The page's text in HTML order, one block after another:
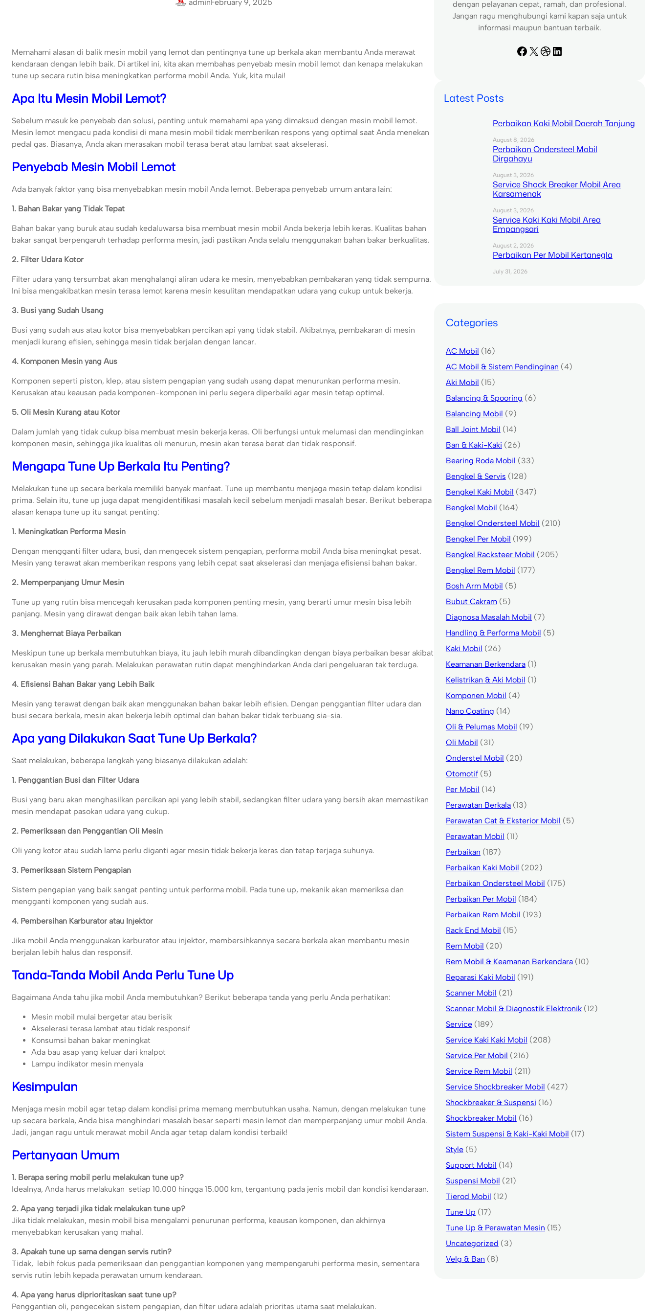
adminFebruary 9, 2025
Memahami alasan di balik mesin mobil yang lemot dan pentingnya tune up berkala akan membantu Anda merawat
kendaraan dengan lebih baik. Di artikel ini, kita akan membahas penyebab mesin mobil lemot dan kenapa melakukan
tune up secara rutin bisa meningkatkan performa mobil Anda. Yuk, kita mulai!
Apa Itu Mesin Mobil Lemot?
Sebelum masuk ke penyebab dan solusi, penting untuk memahami apa yang dimaksud dengan mesin mobil lemot.
Mesin lemot mengacu pada kondisi di mana mesin mobil tidak memberikan respons yang optimal saat Anda menekan
pedal gas. Biasanya, Anda akan merasakan mobil terasa berat atau lambat saat akselerasi.
Penyebab Mesin Mobil Lemot
Ada banyak faktor yang bisa menyebabkan mesin mobil Anda lemot. Beberapa penyebab umum antara lain:
1. Bahan Bakar yang Tidak Tepat
Bahan bakar yang buruk atau sudah kedaluwarsa bisa membuat mesin mobil Anda bekerja lebih keras. Kualitas bahan
bakar sangat berpengaruh terhadap performa mesin, jadi pastikan Anda selalu menggunakan bahan bakar berkualitas.
2. Filter Udara Kotor
Filter udara yang tersumbat akan menghalangi aliran udara ke mesin, menyebabkan pembakaran yang tidak sempurna.
Ini bisa mengakibatkan mesin terasa lemot karena mesin kesulitan mendapatkan udara yang cukup untuk bekerja.
3. Busi yang Sudah Usang
Busi yang sudah aus atau kotor bisa menyebabkan percikan api yang tidak stabil. Akibatnya, pembakaran di mesin
menjadi kurang efisien, sehingga mesin tidak berjalan dengan lancar.
4. Komponen Mesin yang Aus
Komponen seperti piston, klep, atau sistem pengapian yang sudah usang dapat menurunkan performa mesin.
Kerusakan atau keausan pada komponen-komponen ini perlu segera diperbaiki agar mesin tetap optimal.
5. Oli Mesin Kurang atau Kotor
Dalam jumlah yang tidak cukup bisa membuat mesin bekerja keras. Oli berfungsi untuk melumasi dan mendinginkan
komponen mesin, sehingga jika kualitas oli menurun, mesin akan terasa berat dan tidak responsif.
Mengapa Tune Up Berkala Itu Penting?
Melakukan tune up secara berkala memiliki banyak manfaat. Tune up membantu menjaga mesin tetap dalam kondisi
prima. Selain itu, tune up juga dapat mengidentifikasi masalah kecil sebelum menjadi masalah besar. Berikut beberapa
alasan kenapa tune up itu sangat penting:
1. Meningkatkan Performa Mesin
Dengan mengganti filter udara, busi, dan mengecek sistem pengapian, performa mobil Anda bisa meningkat pesat.
Mesin yang terawat akan memberikan respons yang lebih cepat saat akselerasi dan menjaga efisiensi bahan bakar.
2. Memperpanjang Umur Mesin
Tune up yang rutin bisa mencegah kerusakan pada komponen penting mesin, yang berarti umur mesin bisa lebih
panjang. Mesin yang dirawat dengan baik akan lebih tahan lama.
3. Menghemat Biaya Perbaikan
Meskipun tune up berkala membutuhkan biaya, itu jauh lebih murah dibandingkan dengan biaya perbaikan besar akibat
kerusakan mesin yang parah. Melakukan perawatan rutin dapat menghindarkan Anda dari pengeluaran tak terduga.
4. Efisiensi Bahan Bakar yang Lebih Baik
Mesin yang terawat dengan baik akan menggunakan bahan bakar lebih efisien. Dengan penggantian filter udara dan
busi secara berkala, mesin akan bekerja lebih optimal dan bahan bakar tidak terbuang sia-sia.
Apa yang Dilakukan Saat Tune Up Berkala?
Saat melakukan, beberapa langkah yang biasanya dilakukan adalah:
1. Penggantian Busi dan Filter Udara
Busi yang baru akan menghasilkan percikan api yang lebih stabil, sedangkan filter udara yang bersih akan memastikan
mesin mendapat pasokan udara yang cukup.
2. Pemeriksaan dan Penggantian Oli Mesin
Oli yang kotor atau sudah lama perlu diganti agar mesin tidak bekerja keras dan tetap terjaga suhunya.
3. Pemeriksaan Sistem Pengapian
Sistem pengapian yang baik sangat penting untuk performa mobil. Pada tune up, mekanik akan memeriksa dan
mengganti komponen yang sudah aus.
4. Pembersihan Karburator atau Injektor
Jika mobil Anda menggunakan karburator atau injektor, membersihkannya secara berkala akan membantu mesin
berjalan lebih halus dan responsif.
Tanda-Tanda Mobil Anda Perlu Tune Up
Bagaimana Anda tahu jika mobil Anda membutuhkan? Berikut beberapa tanda yang perlu Anda perhatikan:
Mesin mobil mulai bergetar atau berisik
Akselerasi terasa lambat atau tidak responsif
Konsumsi bahan bakar meningkat
Ada bau asap yang keluar dari knalpot
Lampu indikator mesin menyala
Kesimpulan
Menjaga mesin mobil agar tetap dalam kondisi prima memang membutuhkan usaha. Namun, dengan melakukan tune
up secara berkala, Anda bisa menghindari masalah besar seperti mesin lemot dan memperpanjang umur mobil Anda.
Jadi, jangan ragu untuk merawat mobil Anda agar tetap dalam kondisi terbaik!
Pertanyaan Umum
1. Berapa sering mobil perlu melakukan tune up?
Idealnya, Anda harus melakukan setiap 10.000 hingga 15.000 km, tergantung pada jenis mobil dan kondisi kendaraan.
2. Apa yang terjadi jika tidak melakukan tune up?
Jika tidak melakukan, mesin mobil bisa mengalami penurunan performa, keausan komponen, dan akhirnya
menyebabkan kerusakan yang mahal.
3. Apakah tune up sama dengan servis rutin?
Tidak, lebih fokus pada pemeriksaan dan penggantian komponen yang mempengaruhi performa mesin, sementara
servis rutin lebih kepada perawatan umum kendaraan.
4. Apa yang harus diprioritaskan saat tune up?
Penggantian oli, pengecekan sistem pengapian, dan filter udara adalah prioritas utama saat melakukan.
dengan pelayanan cepat, ramah, dan profesional.
Jangan ragu menghubungi kami kapan saja untuk
informasi maupun bantuan terbaik.
Facebook X Dribbble LinkedIn
Latest Posts
Perbaikan Kaki Mobil Daerah Tanjung
August 8, 2026
Perbaikan Ondersteel Mobil
Dirgahayu
August 3, 2026
Service Shock Breaker Mobil Area
Karsamenak
August 3, 2026
Service Kaki Kaki Mobil Area
Empangsari
August 2, 2026
Perbaikan Per Mobil Kertanegla
July 31, 2026
Categories
AC Mobil (16)
AC Mobil & Sistem Pendinginan (4)
Aki Mobil (15)
Balancing & Spooring (6)
Balancing Mobil (9)
Ball Joint Mobil (14)
Ban & Kaki-Kaki (26)
Bearing Roda Mobil (33)
Bengkel & Servis (128)
Bengkel Kaki Mobil (347)
Bengkel Mobil (164)
Bengkel Ondersteel Mobil (210)
Bengkel Per Mobil (199)
Bengkel Racksteer Mobil (205)
Bengkel Rem Mobil (177)
Bosh Arm Mobil (5)
Bubut Cakram(5)
Diagnosa Masalah Mobil (7)
Handling & Performa Mobil (5)
Kaki Mobil (26)
Keamanan Berkendara(1)
Kelistrikan & Aki Mobil (1)
Komponen Mobil (4)
Nano Coating (14)
Oli & Pelumas Mobil (19)
Oli Mobil (31)
Onderstel Mobil (20)
Otomotif(5)
Per Mobil (14)
Perawatan Berkala(13)
Perawatan Cat & Eksterior Mobil (5)
Perawatan Mobil (11)
Perbaikan (187)
Perbaikan Kaki Mobil (202)
Perbaikan Ondersteel Mobil (175)
Perbaikan Per Mobil (184)
Perbaikan Rem Mobil (193)
Rack End Mobil (15)
Rem Mobil (20)
Rem Mobil & Keamanan Berkendara(10)
Reparasi Kaki Mobil (191)
Scanner Mobil (21)
Scanner Mobil & Diagnostik Elektronik(12)
Service(189)
Service Kaki Kaki Mobil (208)
Service Per Mobil (216)
Service Rem Mobil (211)
Service Shockbreaker Mobil (427)
Shockbreaker & Suspensi (16)
Shockbreaker Mobil (16)
Sistem Suspensi & Kaki-Kaki Mobil (17)
Style(5)
Support Mobil (14)
Suspensi Mobil (21)
Tierod Mobil (12)
Tune Up (17)
Tune Up & Perawatan Mesin (15)
Uncategorized (3)
Velg & Ban (8)